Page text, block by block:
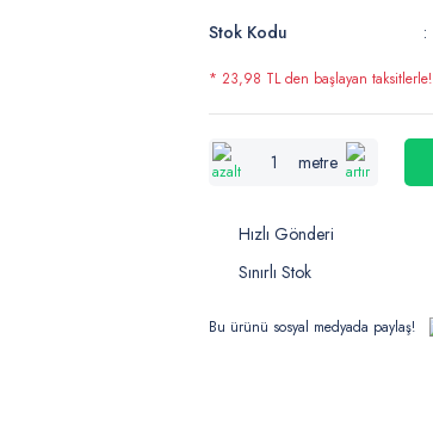
Stok Kodu
* 23,98 TL den başlayan taksitlerle!
metre
Hızlı Gönderi
Sınırlı Stok
Bu ürünü sosyal medyada paylaş!